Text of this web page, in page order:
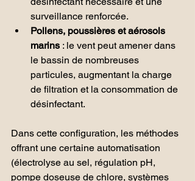
surveillance renforcée.
Pollens, poussières et aérosols
marins : le vent peut amener dans
le bassin de nombreuses
particules, augmentant la charge
de filtration et la consommation de
désinfectant.
Dans cette configuration, les méthodes
offrant une certaine automatisation
(électrolyse au sel, régulation pH,
pompe doseuse de chlore, systèmes